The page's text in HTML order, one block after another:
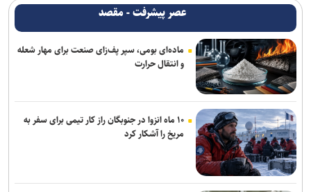
مالک ایستا: تا آخر پیگیر پرونده اردلان هستیم/ قمی: هفت سال است که
بازیکن‌سازی نداشته‌ایم
محبی: مطمئنم امسال سال خوبی برای پیکان می‌شود/ شاگرد الهامی در
هوادار بودم
پاداش ویژه برای مدال‌آوران تیراندازی در ناگویا/ ۳ میلیارد برای طلا
نکونام: تراکتور را با چشم باز انتخاب کردم/ قطعاً نمی‌گویم «تیم را من
نبسته‌ام»
عصر پیشرفت - مقصد
ماده‌ای بومی، سپر پف‌زای صنعت برای مهار شعله
و انتقال حرارت
۱۰ ماه انزوا در جنوبگان راز کار تیمی برای سفر به
مریخ را آشکار کرد